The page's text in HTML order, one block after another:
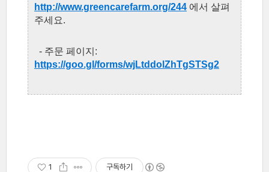
http://www.greencarefarm.org/244 에서 살펴
주세요.
- 주문 페이지:
https://goo.gl/forms/wjLtddolZhTgSTSg2
1 구독하기